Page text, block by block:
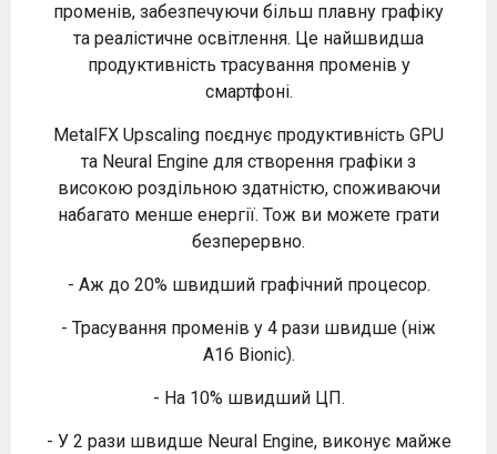
променів, забезпечуючи більш плавну графіку
та реалістичне освітлення. Це найшвидша
продуктивність трасування променів у
смартфоні.
MetalFX Upscaling поєднує продуктивність GPU
та Neural Engine для створення графіки з
високою роздільною здатністю, споживаючи
набагато менше енергії. Тож ви можете грати
безперервно.
- Аж до 20% швидший графічний процесор.
- Трасування променів у 4 рази швидше (ніж
A16 Bionic).
- На 10% швидший ЦП.
- У 2 рази швидше Neural Engine, виконує майже